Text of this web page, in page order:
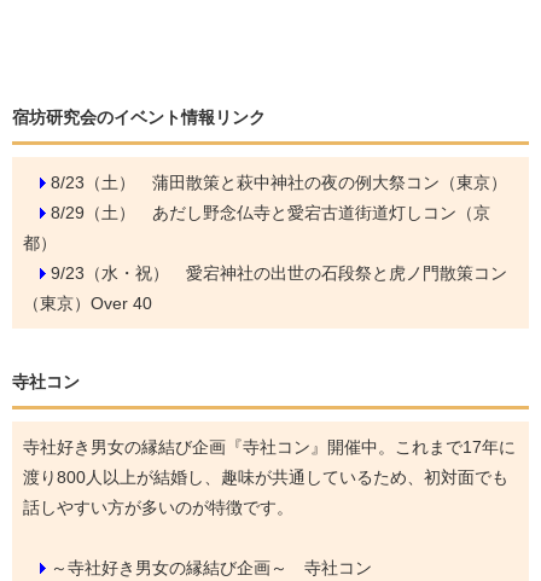
宿坊研究会のイベント情報リンク
8/23（土） 蒲田散策と萩中神社の夜の例大祭コン（東京）
8/29（土） あだし野念仏寺と愛宕古道街道灯しコン（京
都）
9/23（水・祝） 愛宕神社の出世の石段祭と虎ノ門散策コン
（東京）Over 40
寺社コン
寺社好き男女の縁結び企画『寺社コン』開催中。これまで17年に
渡り800人以上が結婚し、趣味が共通しているため、初対面でも
話しやすい方が多いのが特徴です。
～寺社好き男女の縁結び企画～ 寺社コン